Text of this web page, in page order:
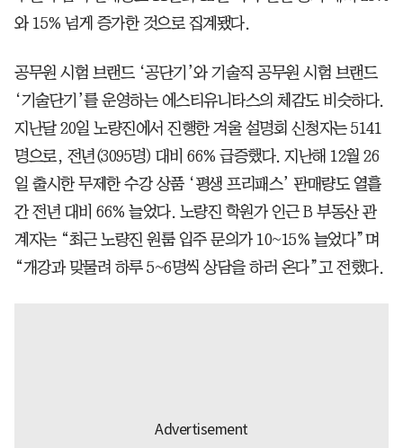
와 15% 넘게 증가한 것으로 집계됐다.
공무원 시험 브랜드 ‘공단기’와 기술직 공무원 시험 브랜드
‘기술단기’를 운영하는 에스티유니타스의 체감도 비슷하다.
지난달 20일 노량진에서 진행한 겨울 설명회 신청자는 5141
명으로, 전년(3095명) 대비 66% 급증했다. 지난해 12월 26
일 출시한 무제한 수강 상품 ‘평생 프리패스’ 판매량도 열흘
간 전년 대비 66% 늘었다. 노량진 학원가 인근 B 부동산 관
계자는 “최근 노량진 원룸 입주 문의가 10~15% 늘었다”며
“개강과 맞물려 하루 5~6명씩 상담을 하러 온다”고 전했다.